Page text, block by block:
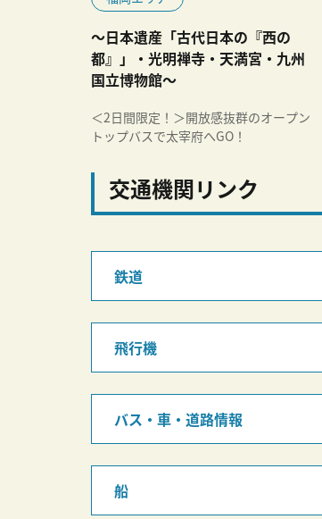
～日本遺産「古代日本の『西の
都』」・光明禅寺・天満宮・九州
国立博物館～
＜2日間限定！＞開放感抜群のオープン
トップバスで太宰府へGO！
交通機関リンク
鉄道
飛行機
バス・車・道路情報
船